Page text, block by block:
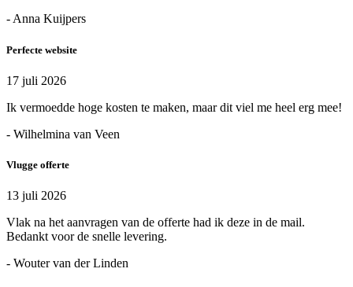
- Anna Kuijpers
Perfecte website
17 juli 2026
Ik vermoedde hoge kosten te maken, maar dit viel me heel erg mee!
- Wilhelmina van Veen
Vlugge offerte
13 juli 2026
Vlak na het aanvragen van de offerte had ik deze in de mail.
Bedankt voor de snelle levering.
- Wouter van der Linden